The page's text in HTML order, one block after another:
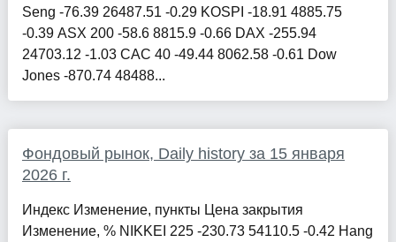
Seng -76.39 26487.51 -0.29 KOSPI -18.91 4885.75
-0.39 ASX 200 -58.6 8815.9 -0.66 DAX -255.94
24703.12 -1.03 CAC 40 -49.44 8062.58 -0.61 Dow
Jones -870.74 48488...
Фондовый рынок, Daily history за 15 января
2026 г.
Индекс Изменение, пункты Цена закрытия
Изменение, % NIKKEI 225 -230.73 54110.5 -0.42 Hang